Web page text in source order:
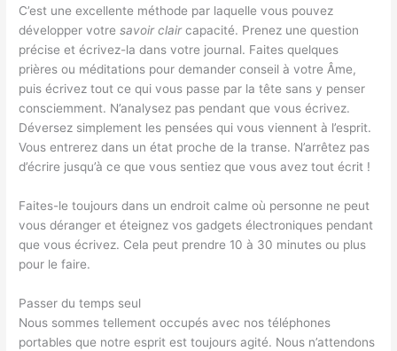
C’est une excellente méthode par laquelle vous pouvez
développer votresavoir claircapacité. Prenez une question
précise et écrivez-la dans votre journal. Faites quelques
prières ou méditations pour demander conseil à votre Âme,
puis écrivez tout ce qui vous passe par la tête sans y penser
consciemment. N’analysez pas pendant que vous écrivez.
Déversez simplement les pensées qui vous viennent à l’esprit.
Vous entrerez dans un état proche de la transe. N’arrêtez pas
d’écrire jusqu’à ce que vous sentiez que vous avez tout écrit !
Faites-le toujours dans un endroit calme où personne ne peut
vous déranger et éteignez vos gadgets électroniques pendant
que vous écrivez. Cela peut prendre 10 à 30 minutes ou plus
pour le faire.
Passer du temps seul
Nous sommes tellement occupés avec nos téléphones
portables que notre esprit est toujours agité. Nous n’attendons